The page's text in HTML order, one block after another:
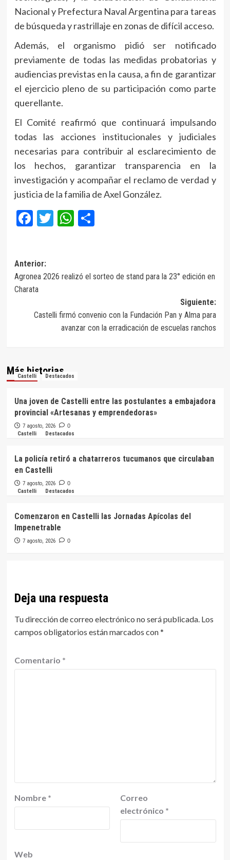
Nacional y Prefectura Naval Argentina para tareas
de búsqueda y rastrillaje en zonas de difícil acceso.
Además, el organismo pidió ser notificado
previamente de todas las medidas probatorias y
audiencias previstas en la causa, a fin de garantizar
el ejercicio pleno de su participación como parte
querellante.
El Comité reafirmó que continuará impulsando
todas las acciones institucionales y judiciales
necesarias para contribuir al esclarecimiento de
los hechos, garantizar transparencia en la
investigación y acompañar el reclamo de verdad y
justicia de la familia de Axel González.
Facebook
Twitter
WhatsApp
Compartir
Navegación
de
Anterior:
Agronea 2026 realizó el sorteo de stand para la 23° edición en
Charata
Siguiente:
Castelli firmó convenio con la Fundación Pan y Alma para
avanzar con la erradicación de escuelas ranchos
Más historias
Castelli Destacados
Una joven de Castelli entre las postulantes a embajadora
provincial «Artesanas y emprendedoras»
7 agosto, 2026 0
Castelli Destacados
La policía retiró a chatarreros tucumanos que circulaban
en Castelli
7 agosto, 2026 0
Castelli Destacados
Comenzaron en Castelli las Jornadas Apícolas del
Impenetrable
7 agosto, 2026 0
Deja una respuesta
Tu dirección de correo electrónico no será publicada. Los
campos obligatorios están marcados con*
Comentario *
Nombre *
Correo
electrónico *
Web